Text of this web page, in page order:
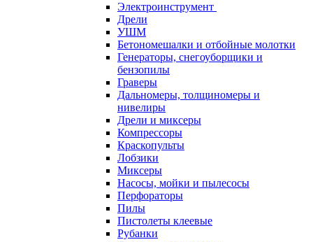
Электроинструмент
Дрели
УШМ
Бетономешалки и отбойные молотки
Генераторы, снегоуборщики и
бензопилы
Граверы
Дальномеры, толщиномеры и
нивелиры
Дрели и миксеры
Компрессоры
Краскопульты
Лобзики
Миксеры
Насосы, мойки и пылесосы
Перфораторы
Пилы
Пистолеты клеевые
Рубанки